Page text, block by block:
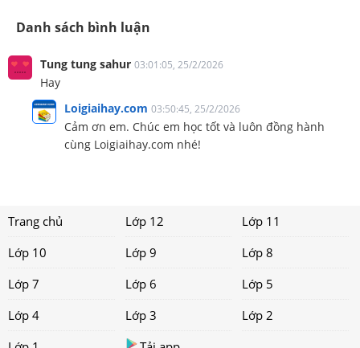
Danh sách bình luận
Tung tung sahur 03:01:05, 25/2/2026
Hay
Loigiaihay.com 03:50:45, 25/2/2026
Cảm ơn em. Chúc em học tốt và luôn đồng hành
cùng Loigiaihay.com nhé!
Trang chủ Lớp 12
Lớp 11
Lớp 10
Lớp 9
Lớp 8
Lớp 7
Lớp 6
Lớp 5
Lớp 4
Lớp 3
Lớp 2